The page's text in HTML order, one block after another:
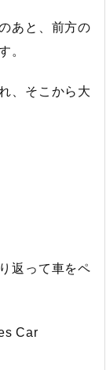
あと、前方の
。
、そこから大
返って車をペ
Car